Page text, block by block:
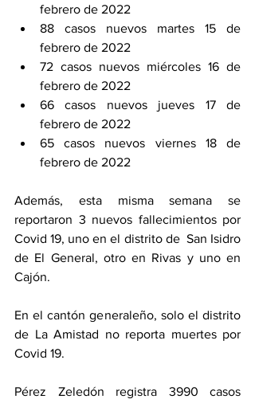
febrero de 2022
88 casos nuevos martes 15 de
febrero de 2022
72 casos nuevos miércoles 16 de
febrero de 2022
66 casos nuevos jueves 17 de
febrero de 2022
65 casos nuevos viernes 18 de
febrero de 2022
Además, esta misma semana se
reportaron 3 nuevos fallecimientos por
Covid 19, uno en el distrito de  San Isidro
de El General, otro en Rivas y uno en
Cajón.
En el cantón generaleño, solo el distrito
de La Amistad no reporta muertes por
Covid 19.
Pérez Zeledón registra 3990 casos